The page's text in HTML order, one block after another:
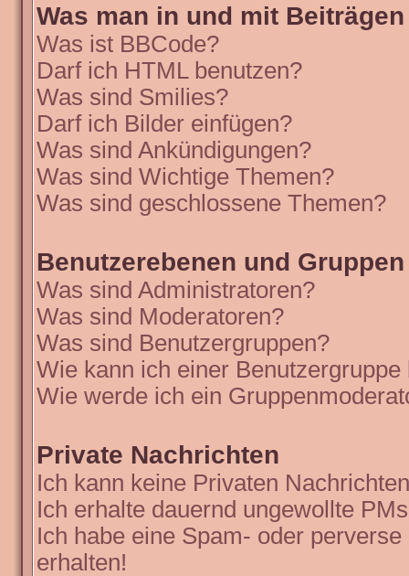
Was man in und mit
Was ist BBCode?
Darf ich HTML benutzen?
Was sind Smilies?
Darf ich Bilder einfügen?
Was sind Ankündigungen?
Was sind Wichtige Themen?
Was sind geschlossene Themen?
Benutzerebenen und Gruppen
Was sind Administratoren?
Was sind Moderatoren?
Was sind Benutzergruppen?
Wie kann ich einer Benutzergruppe
Wie werde ich ein
Private Nachrichten
Ich kann keine Privaten
Ich erhalte dauernd ungewollte
Ich habe eine Spam- oder
erhalten!